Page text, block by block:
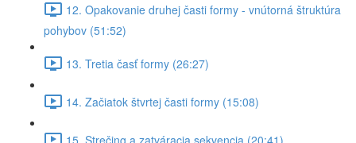
12. Opakovanie druhej časti formy - vnútorná štruktúra
pohybov (51:52)
13. Tretia časť formy (26:27)
14. Začiatok štvrtej časti formy (15:08)
15. Strečing a zatváracia sekvencia (20:41)